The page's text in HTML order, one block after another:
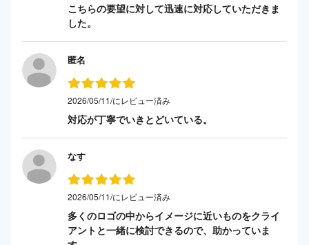
こちらの要望に対して迅速に対応していただきま
した。
匿名
2026/05/11/にレビュー済み
対応が丁寧でいきとどいている。
なす
2026/05/11/にレビュー済み
多くのロゴの中からイメージに近いものをクライ
アントと一緒に検討できるので、助かっていま